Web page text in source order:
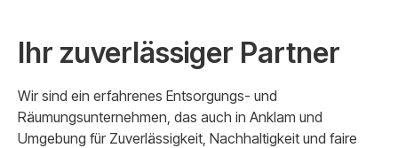
Ihr zuverlässiger Partner
Wir sind ein erfahrenes Entsorgungs- und
Räumungsunternehmen, das auch in Anklam und
Umgebung für Zuverlässigkeit, Nachhaltigkeit und faire